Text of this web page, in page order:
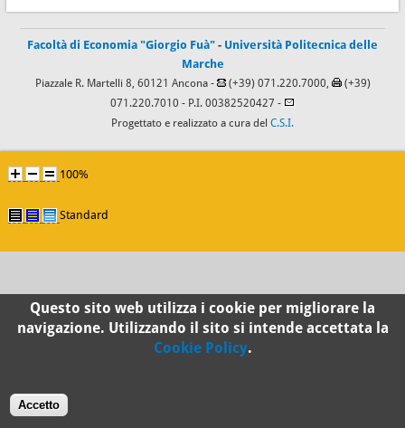
Facoltà di Economia "Giorgio Fuà" - Università Politecnica delle
Marche
Piazzale R. Martelli 8, 60121 Ancona - (+39) 071.220.7000,
(+39)
071.220.7010 - P.I. 00382520427 -
Progettato e realizzato a cura del C.S.I.
100%
Standard
Questo sito web utilizza i cookie per migliorare la
navigazione. Utilizzando il sito si intende accettata la
Cookie Policy.
Accetto